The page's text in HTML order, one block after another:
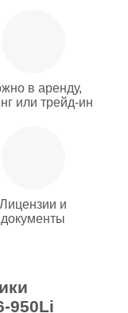
в аренду,
или трейд-ин
Лицензии и
документы
950Li